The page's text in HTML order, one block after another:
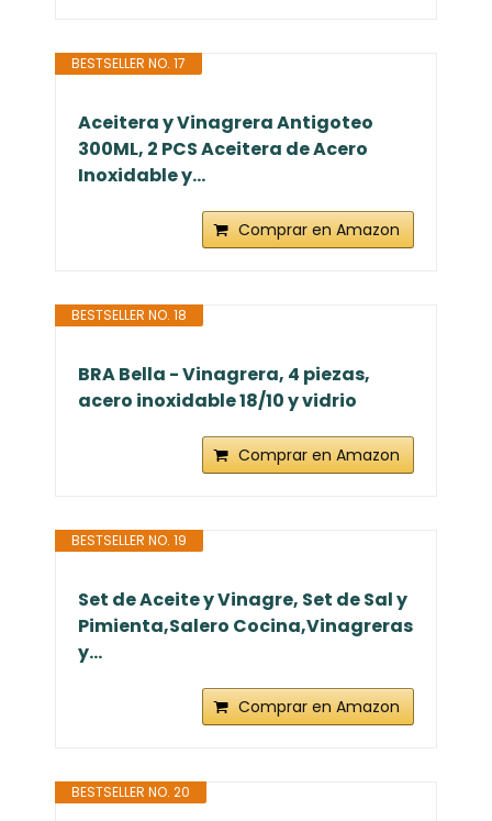
BESTSELLER NO. 17
Aceitera y Vinagrera Antigoteo
300ML, 2 PCS Aceitera de Acero
Inoxidable y...
Comprar en Amazon
BESTSELLER NO. 18
BRA Bella - Vinagrera, 4 piezas,
acero inoxidable 18/10 y vidrio
Comprar en Amazon
BESTSELLER NO. 19
Set de Aceite y Vinagre, Set de Sal y
Pimienta,Salero Cocina,Vinagreras
y...
Comprar en Amazon
BESTSELLER NO. 20